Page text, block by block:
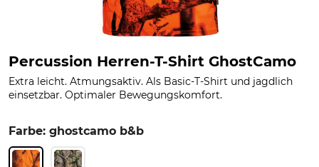
Percussion Herren-T-Shirt GhostCamo
Extra leicht. Atmungsaktiv. Als Basic-T-Shirt und jagdlich
einsetzbar. Optimaler Bewegungskomfort.
Farbe: ghostcamo b&b